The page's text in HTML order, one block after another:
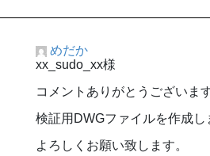
めだか
xx_sudo_xx様
コメントありがとうございます
検証用DWGファイルを作成し
よろしくお願い致します。